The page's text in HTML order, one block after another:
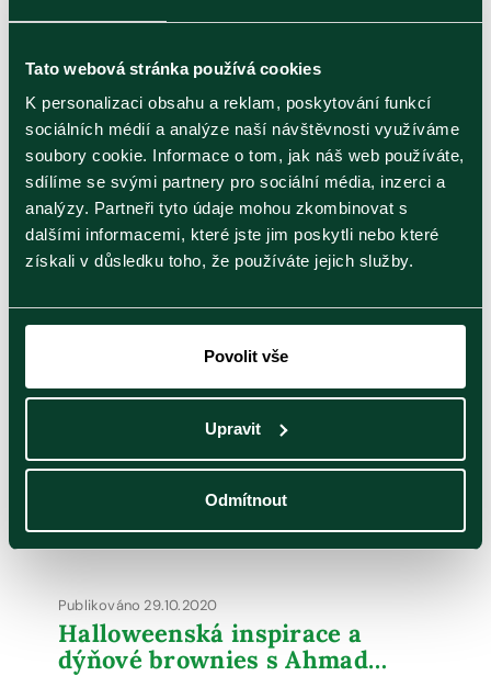
Tato webová stránka používá cookies
K personalizaci obsahu a reklam, poskytování funkcí
sociálních médií a analýze naší návštěvnosti využíváme
soubory cookie. Informace o tom, jak náš web používáte,
sdílíme se svými partnery pro sociální média, inzerci a
analýzy. Partneři tyto údaje mohou zkombinovat s
dalšími informacemi, které jste jim poskytli nebo které
získali v důsledku toho, že používáte jejich služby.
Povolit vše
Upravit
Odmítnout
Publikováno 13.11.2020
Několik důvodů proč ho mít
ještě radši – čaj a…
Nejen příjemně zahřeje, skvěle uvolní a potěší,
ale má i mnoho…
Zobrazit článek
Pečení
Publikováno 29.10.2020
Halloweenská inspirace a
dýňové brownies s Ahmad…